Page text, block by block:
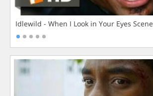
Idlewild - When I Look in Your Eyes Scene